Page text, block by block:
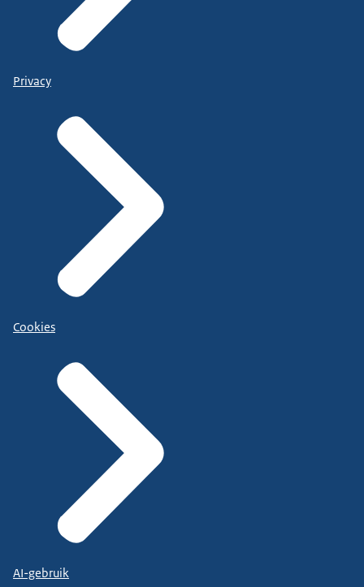
Privacy
Cookies
AI-gebruik